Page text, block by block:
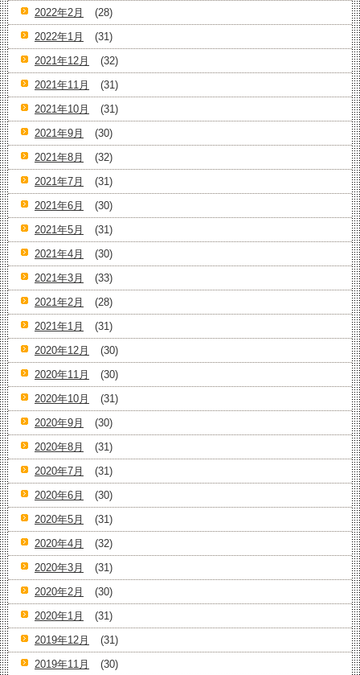
2022年2月
(28)
2022年1月
(31)
2021年12月
(32)
2021年11月
(31)
2021年10月
(31)
2021年9月
(30)
2021年8月
(32)
2021年7月
(31)
2021年6月
(30)
2021年5月
(31)
2021年4月
(30)
2021年3月
(33)
2021年2月
(28)
2021年1月
(31)
2020年12月
(30)
2020年11月
(30)
2020年10月
(31)
2020年9月
(30)
2020年8月
(31)
2020年7月
(31)
2020年6月
(30)
2020年5月
(31)
2020年4月
(32)
2020年3月
(31)
2020年2月
(30)
2020年1月
(31)
2019年12月
(31)
2019年11月
(30)